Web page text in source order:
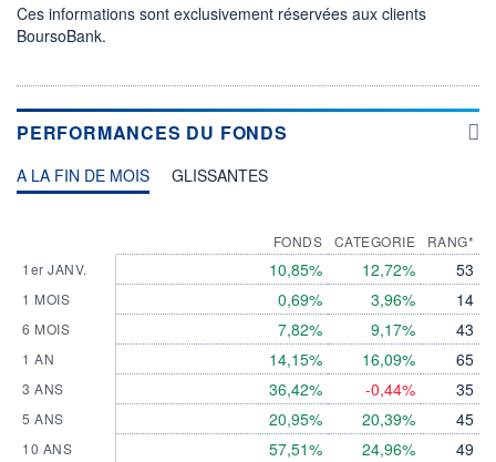
Ces informations sont exclusivement réservées aux clients
BoursoBank.
PERFORMANCES DU FONDS
A LA FIN DE MOIS GLISSANTES
1er JANV.
1 MOIS
6 MOIS
1 AN
3 ANS
5 ANS
10 ANS
FONDS
10,85%
0,69%
7,82%
14,15%
36,42%
20,95%
57,51%
CATEGORIE
12,72%
3,96%
9,17%
16,09%
-0,44%
20,39%
24,96%
RANG*
53
14
43
65
35
45
49